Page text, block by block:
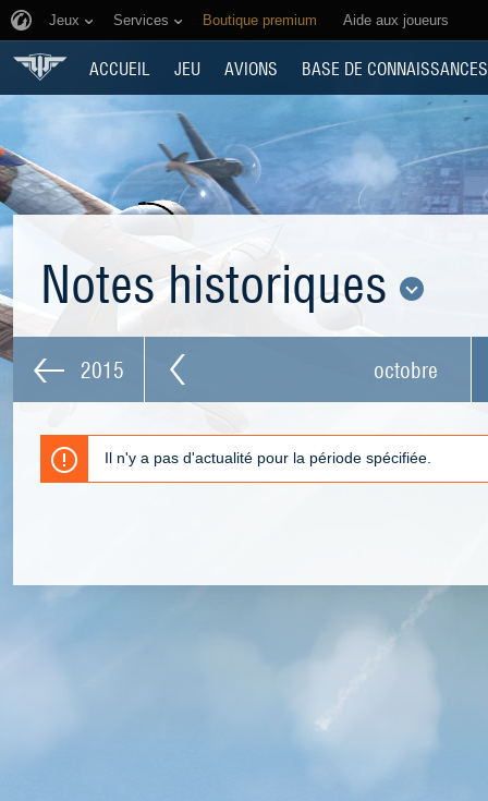
Jeux Services Boutique premium Aide aux joueurs
ACCUEIL JEU AVIONS BASE DE CONNAISSANCES
Notes historiques
2015 octobre
Il n'y a pas d'actualité pour la période spécifiée.